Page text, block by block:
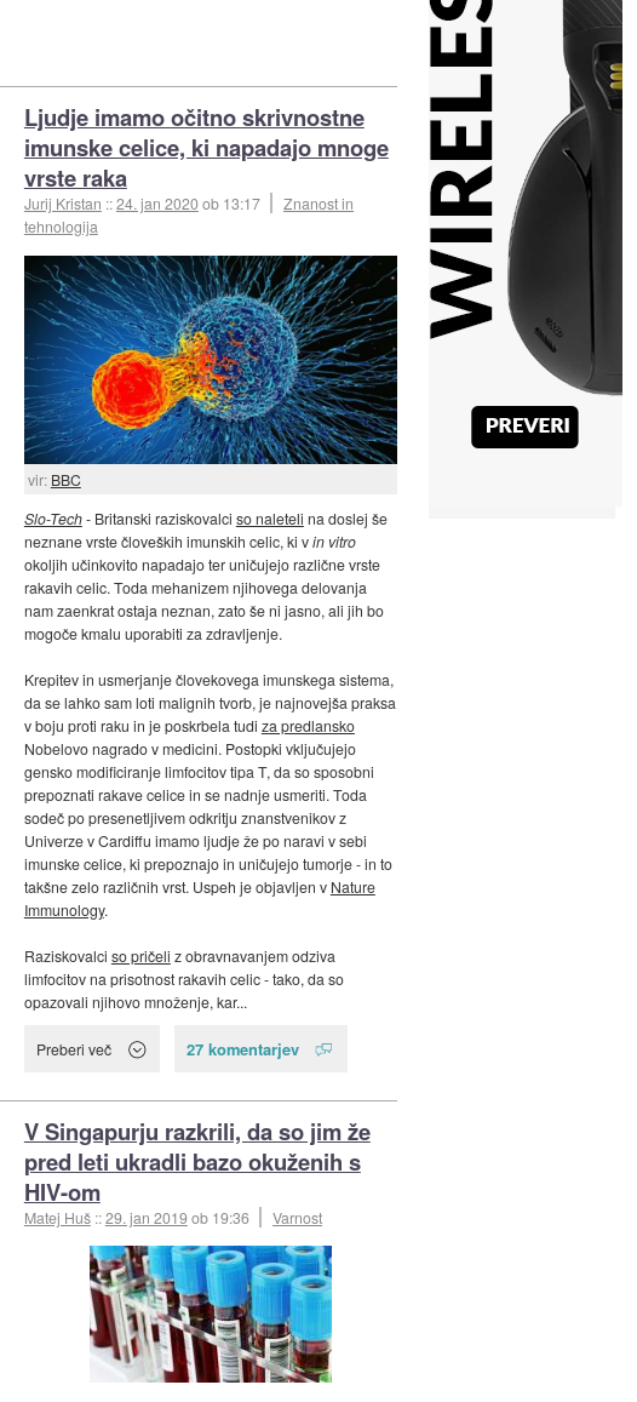
Ljudje imamo očitno skrivnostne
imunske celice, ki napadajo mnoge
vrste raka
Jurij Kristan ::24. jan 2020ob 13:17
Znanost in
tehnologija
vir: BBC
Slo-Tech- Britanski raziskovalci so naleteli na doslej še
neznane vrste človeških imunskih celic, ki vin vitro
okoljih učinkovito napadajo ter uničujejo različne vrste
rakavih celic. Toda mehanizem njihovega delovanja
nam zaenkrat ostaja neznan, zato še ni jasno, ali jih bo
mogoče kmalu uporabiti za zdravljenje.
Krepitev in usmerjanje človekovega imunskega sistema,
da se lahko sam loti malignih tvorb, je najnovejša praksa
v boju proti raku in je poskrbela tudi za predlansko
Nobelovo nagrado v medicini. Postopki vključujejo
gensko modificiranje limfocitov tipa T, da so sposobni
prepoznati rakave celice in se nadnje usmeriti. Toda
sodeč po presenetljivem odkritju znanstvenikov z
Univerze v Cardiffu imamo ljudje že po naravi v sebi
imunske celice, ki prepoznajo in uničujejo tumorje - in to
takšne zelo različnih vrst. Uspeh je objavljen v Nature
Immunology.
Raziskovalci so pričeli z obravnavanjem odziva
limfocitov na prisotnost rakavih celic - tako, da so
opazovali njihovo množenje, kar...
Preberi več 27 komentarjev
V Singapurju razkrili, da so jim že
pred leti ukradli bazo okuženih s
HIV-om
Matej Huš ::29. jan 2019ob 19:36 Varnost